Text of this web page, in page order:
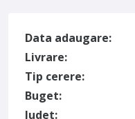
Data adaugare:
Livrare:
Tip cerere:
Buget:
Judet: